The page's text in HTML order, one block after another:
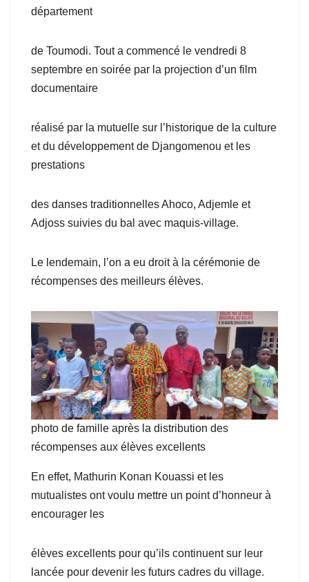
département
de Toumodi. Tout a commencé le vendredi 8
septembre en soirée par la projection d’un film
documentaire
réalisé par la mutuelle sur l’historique de la culture
et du développement de Djangomenou et les
prestations
des danses traditionnelles Ahoco, Adjemle et
Adjoss suivies du bal avec maquis-village.
Le lendemain, l’on a eu droit à la cérémonie de
récompenses des meilleurs élèves.
photo de famille après la distribution des
récompenses aux élèves excellents
En effet, Mathurin Konan Kouassi et les
mutualistes ont voulu mettre un point d’honneur à
encourager les
élèves excellents pour qu’ils continuent sur leur
lancée pour devenir les futurs cadres du village.